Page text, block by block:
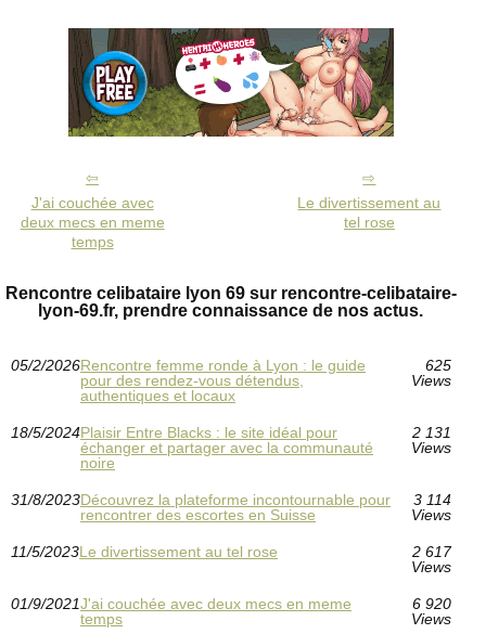
J'ai couchée avec
deux mecs en meme
temps
Le divertissement au
tel rose
Rencontre celibataire lyon 69 sur rencontre-celibataire-
lyon-69.fr, prendre connaissance de nos actus.
05/2/2026Rencontre femme ronde à Lyon : le guide
pour des rendez-vous détendus,
authentiques et locaux
625
Views
18/5/2024Plaisir Entre Blacks : le site idéal pour
échanger et partager avec la communauté
noire
2 131
Views
31/8/2023Découvrez la plateforme incontournable pour
rencontrer des escortes en Suisse
3 114
Views
11/5/2023Le divertissement au tel rose
2 617
Views
01/9/2021J'ai couchée avec deux mecs en meme
temps
6 920
Views